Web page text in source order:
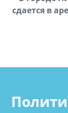
cдается в